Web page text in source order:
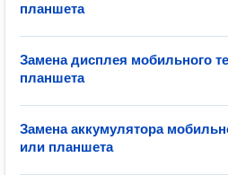
планшета
Замена дисплея мобильного
планшета
Замена аккумулятора
или планшета